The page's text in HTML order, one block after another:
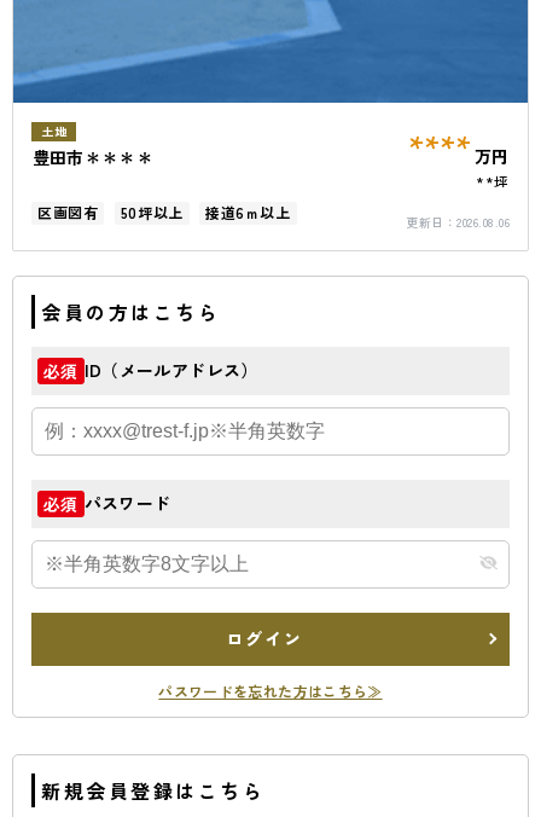
土地
豊田市＊＊＊＊ **** 万円
**坪
区画図有
50坪以上 接道6ｍ以上 更新日： 2026.08.06
会員の方はこちら
必須 ID（メールアドレス）
必須 パスワード
ログイン
パスワードを忘れた方はこちら≫
新規会員登録はこちら